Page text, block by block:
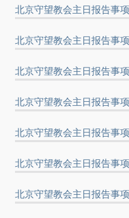
北京守望教会主日报告事
北京守望教会主日报告事
北京守望教会主日报告事
北京守望教会主日报告事
北京守望教会主日报告事
北京守望教会主日报告事
北京守望教会主日报告事